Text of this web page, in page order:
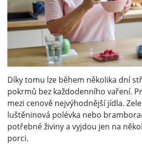
Díky tomu lze během několika dní
pokrmů bez každodenního vaření.
mezi cenově nejvýhodnější jídla.
luštěninová polévka nebo
potřebné živiny a vyjdou jen na
porci.